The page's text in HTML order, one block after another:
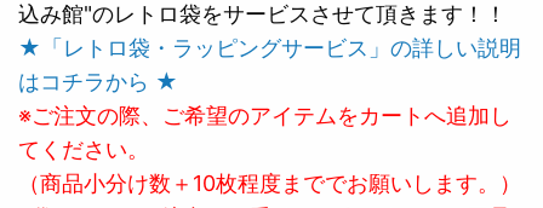
込み館"のレトロ袋をサービスさせて頂きます！！
★「レトロ袋・ラッピングサービス」の詳しい説明
はコチラから ★
※ご注文の際、ご希望のアイテムをカートへ追加し
てください。
（商品小分け数＋10枚程度まででお願いします。）